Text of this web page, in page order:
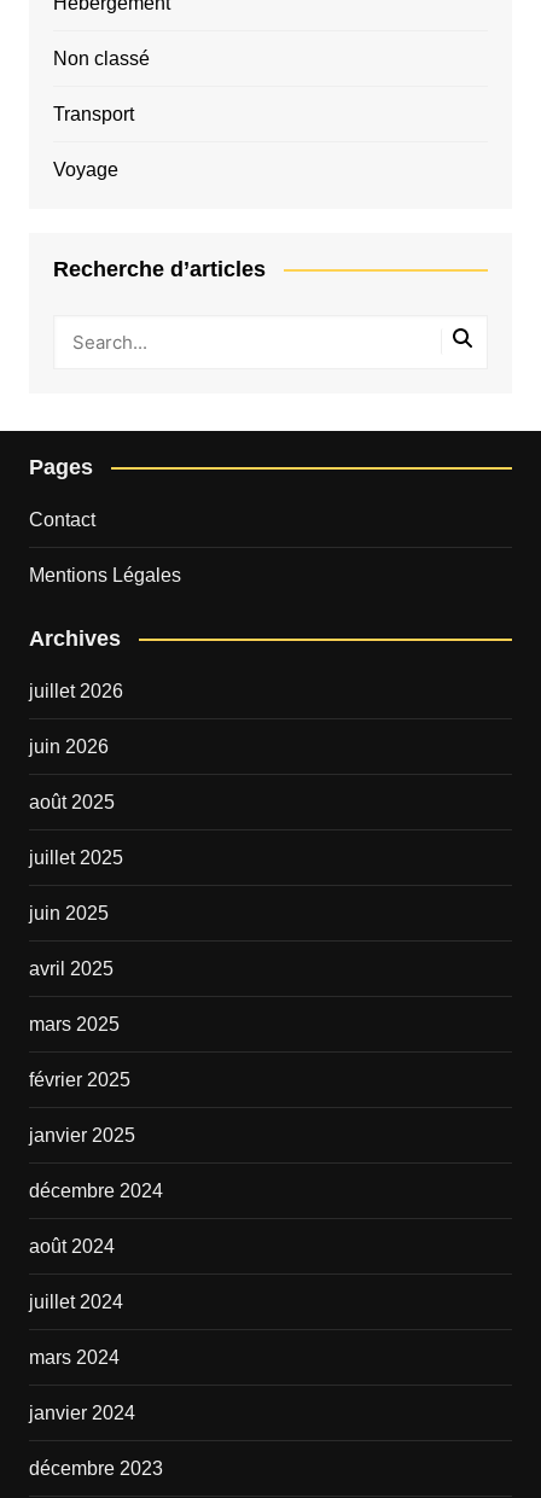
Non classé
Transport
Voyage
Recherche d’articles
Pages
Contact
Mentions Légales
Archives
juillet 2026
juin 2026
août 2025
juillet 2025
juin 2025
avril 2025
mars 2025
février 2025
janvier 2025
décembre 2024
août 2024
juillet 2024
mars 2024
janvier 2024
décembre 2023